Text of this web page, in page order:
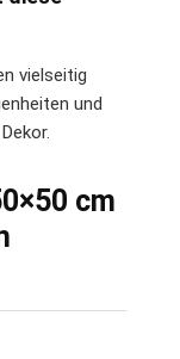
vielseitig
und
cm